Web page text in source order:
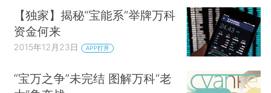
【独家】揭秘“宝能系”举牌万科
资金何来
2015年12月23日 APP打开
“宝万之争”未完结 图解万科“老